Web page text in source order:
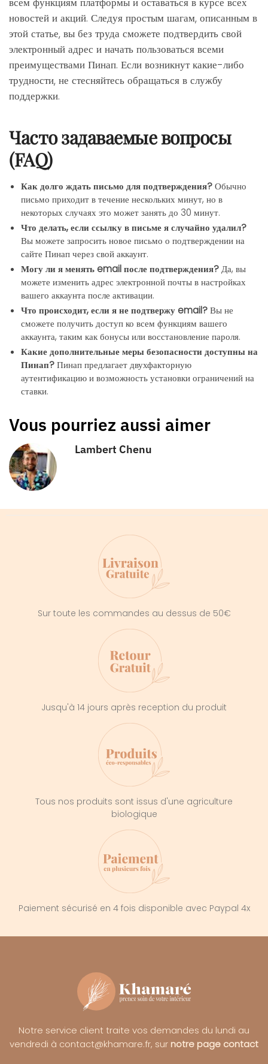
новостей и акций. Следуя простым шагам, описанным в
этой статье, вы без труда сможете подтвердить свой
электронный адрес и начать пользоваться всеми
преимуществами Пинап. Если возникнут какие-либо
трудности, не стесняйтесь обращаться в службу
поддержки.
Часто задаваемые вопросы
(FAQ)
Как долго ждать письмо для подтверждения?Обычно
письмо приходит в течение нескольких минут, но в
некоторых случаях это может занять до 30 минут.
Что делать, если ссылку в письме я случайно удалил?
Вы можете запросить новое письмо о подтверждении на
сайте Пинап через свой аккаунт.
Могу ли я менять email после подтверждения?Да, вы
можете изменить адрес электронной почты в настройках
вашего аккаунта после активации.
Что происходит, если я не подтвержу email?Вы не
сможете получить доступ ко всем функциям вашего
аккаунта, таким как бонусы или восстановление пароля.
Какие дополнительные меры безопасности доступны на
Пинап?Пинап предлагает двухфакторную
аутентификацию и возможность установки ограничений на
ставки.
Vous pourriez aussi aimer
Lambert Chenu
Sur toute les commandes au dessus de 50€
Jusqu'à 14 jours après reception du produit
Tous nos produits sont issus d'une agriculture
biologique
Paiement sécurisé en 4 fois disponible avec Paypal 4x
Notre service client traite vos demandes du lundi au
vendredi à contact@khamare.fr, sur notre page contact